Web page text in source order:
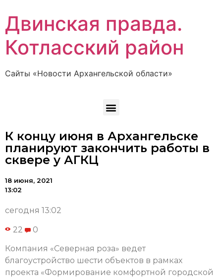
Двинская правда.
Котласский район
Сайты «Новости Архангельской области»
К концу июня в Архангельске
планируют закончить работы в
сквере у АГКЦ
18 июня, 2021
13:02
сегодня 13:02
22 0
Компания «Северная роза» ведет
благоустройство шести объектов в рамках
проекта «Формирование комфортной городской